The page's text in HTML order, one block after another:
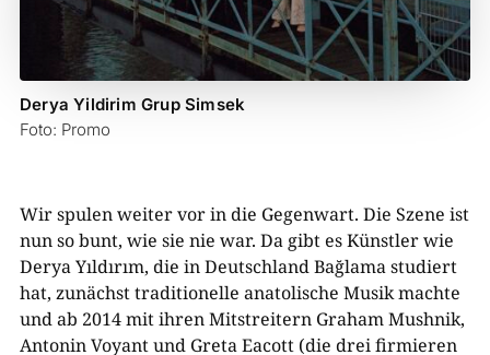
Derya Yildirim Grup Simsek
Foto: Promo
Wir spulen weiter vor in die Gegenwart. Die Szene ist
nun so bunt, wie sie nie war. Da gibt es Künstler wie
Derya Yıldırım, die in Deutschland Bağlama studiert
hat, zunächst traditionelle anatolische Musik machte
und ab 2014 mit ihren Mitstreitern Graham Mushnik,
Antonin Voyant und Greta Eacott (die drei firmieren